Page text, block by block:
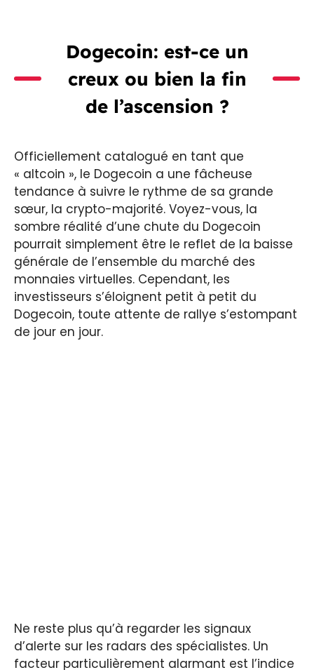
Dogecoin: est-ce un
creux ou bien la fin
de l’ascension ?
Officiellement catalogué en tant que
« altcoin », le Dogecoin a une fâcheuse
tendance à suivre le rythme de sa grande
sœur, la crypto-majorité. Voyez-vous, la
sombre réalité d’une chute du Dogecoin
pourrait simplement être le reflet de la baisse
générale de l’ensemble du marché des
monnaies virtuelles. Cependant, les
investisseurs s’éloignent petit à petit du
Dogecoin, toute attente de rallye s’estompant
de jour en jour.
Ne reste plus qu’à regarder les signaux
d’alerte sur les radars des spécialistes. Un
facteur particulièrement alarmant est l’indice